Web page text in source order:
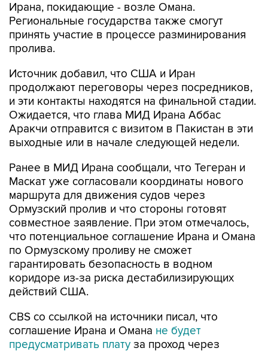
принять участие в процессе разминирования
пролива.
Источник добавил, что США и Иран
и эти контакты находятся на финальной стадии.
Ожидается, что глава МИД Ирана Аббас
Аракчи отправится с визитом в Пакистан в эти
выходные или в начале следующей недели.
Ранее в МИД Ирана сообщали, что Тегеран и
маршрута для движения судов через
Ормузский пролив и что стороны готовят
совместное заявление. При этом отмечалось,
что потенциальное соглашение Ирана и Омана
по Ормузскому проливу не сможет
гарантировать безопасность в водном
коридоре из-за риска дестабилизирующих
действий США.
CBS со ссылкой на источники писал, что
предусматривать платуза проход через
пролив.